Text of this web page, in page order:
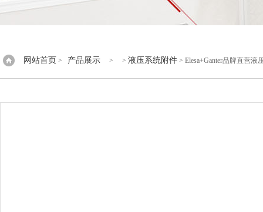
网站首页 > 产品展示 > > 液压系统附件 > Elesa+Ganter品牌直营液